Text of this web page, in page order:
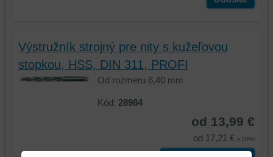
Výstružník strojný pre nity s kužeľovou
stopkou, HSS, DIN 311, PROFI
Od rozmeru 6,40 mm
Kód: 28984
od 13,99 €
od 17,21 € s DPH